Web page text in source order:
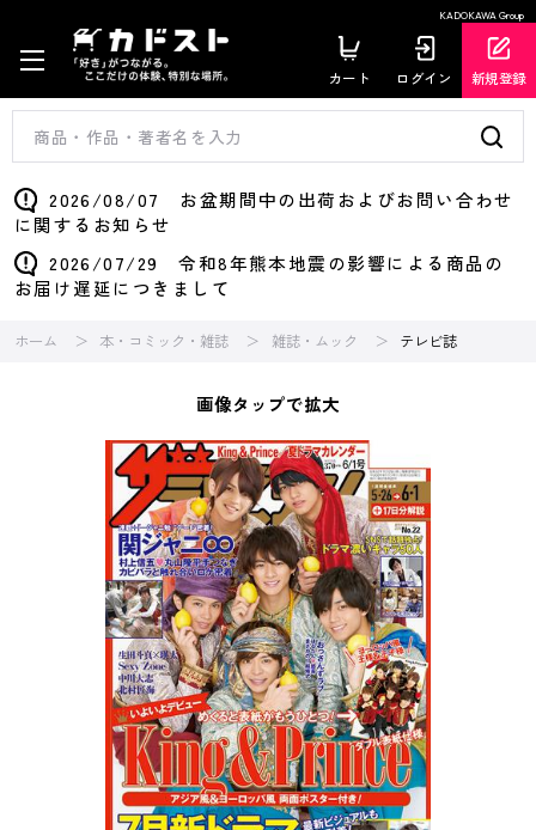
KADOKAWA Group
カート ログイン 新規登録
2026/08/07 お盆期間中の出荷およびお問い合わせ
に関するお知らせ
2026/07/29 令和8年熊本地震の影響による商品の
お届け遅延につきまして
ホーム 本・コミック・雑誌 雑誌・ムック テレビ誌
画像タップで拡大